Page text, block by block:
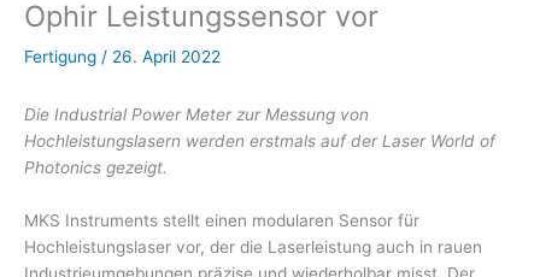
Ophir Leistungssensor vor
Fertigung / 26. April 2022
Die Industrial Power Meter zur Messung von
Hochleistungslasern werden erstmals auf der Laser World of
Photonics gezeigt.
MKS Instruments stellt einen modularen Sensor für
Hochleistungslaser vor, der die Laserleistung auch in rauen